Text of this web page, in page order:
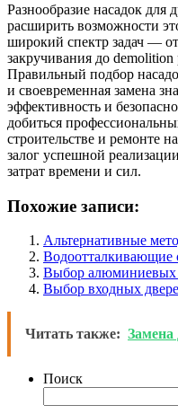
Разнообразие насадок для
расширить возможности
широкий спектр задач —
закручивания до
Правильный подбор
и своевременная замена
эффективность и
добиться
строительстве и ремонте
залог успешной
затрат времени и сил.
Похожие записи:
Альтернативные
Водоотталкивающие
Выбор алюминиевых
Выбор входных
Читать также: Замена
Поиск